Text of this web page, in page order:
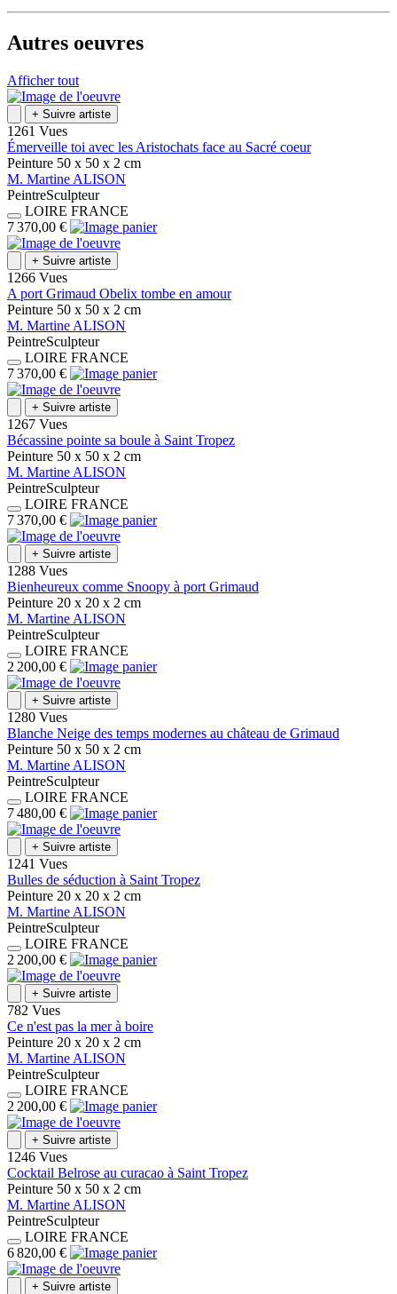
Autres oeuvres
Afficher tout
+ Suivre artiste
1261 Vues
Émerveille toi avec les Aristochats face au Sacré coeur
Peinture 50 x 50 x 2 cm
M. Martine ALISON
PeintreSculpteur
LOIRE FRANCE
7 370,00 €
+ Suivre artiste
1266 Vues
A port Grimaud Obelix tombe en amour
Peinture 50 x 50 x 2 cm
M. Martine ALISON
PeintreSculpteur
LOIRE FRANCE
7 370,00 €
+ Suivre artiste
1267 Vues
Bécassine pointe sa boule à Saint Tropez
Peinture 50 x 50 x 2 cm
M. Martine ALISON
PeintreSculpteur
LOIRE FRANCE
7 370,00 €
+ Suivre artiste
1288 Vues
Bienheureux comme Snoopy à port Grimaud
Peinture 20 x 20 x 2 cm
M. Martine ALISON
PeintreSculpteur
LOIRE FRANCE
2 200,00 €
+ Suivre artiste
1280 Vues
Blanche Neige des temps modernes au château de Grimaud
Peinture 50 x 50 x 2 cm
M. Martine ALISON
PeintreSculpteur
LOIRE FRANCE
7 480,00 €
+ Suivre artiste
1241 Vues
Bulles de séduction à Saint Tropez
Peinture 20 x 20 x 2 cm
M. Martine ALISON
PeintreSculpteur
LOIRE FRANCE
2 200,00 €
+ Suivre artiste
782 Vues
Ce n'est pas la mer à boire
Peinture 20 x 20 x 2 cm
M. Martine ALISON
PeintreSculpteur
LOIRE FRANCE
2 200,00 €
+ Suivre artiste
1246 Vues
Cocktail Belrose au curacao à Saint Tropez
Peinture 50 x 50 x 2 cm
M. Martine ALISON
PeintreSculpteur
LOIRE FRANCE
6 820,00 €
+ Suivre artiste